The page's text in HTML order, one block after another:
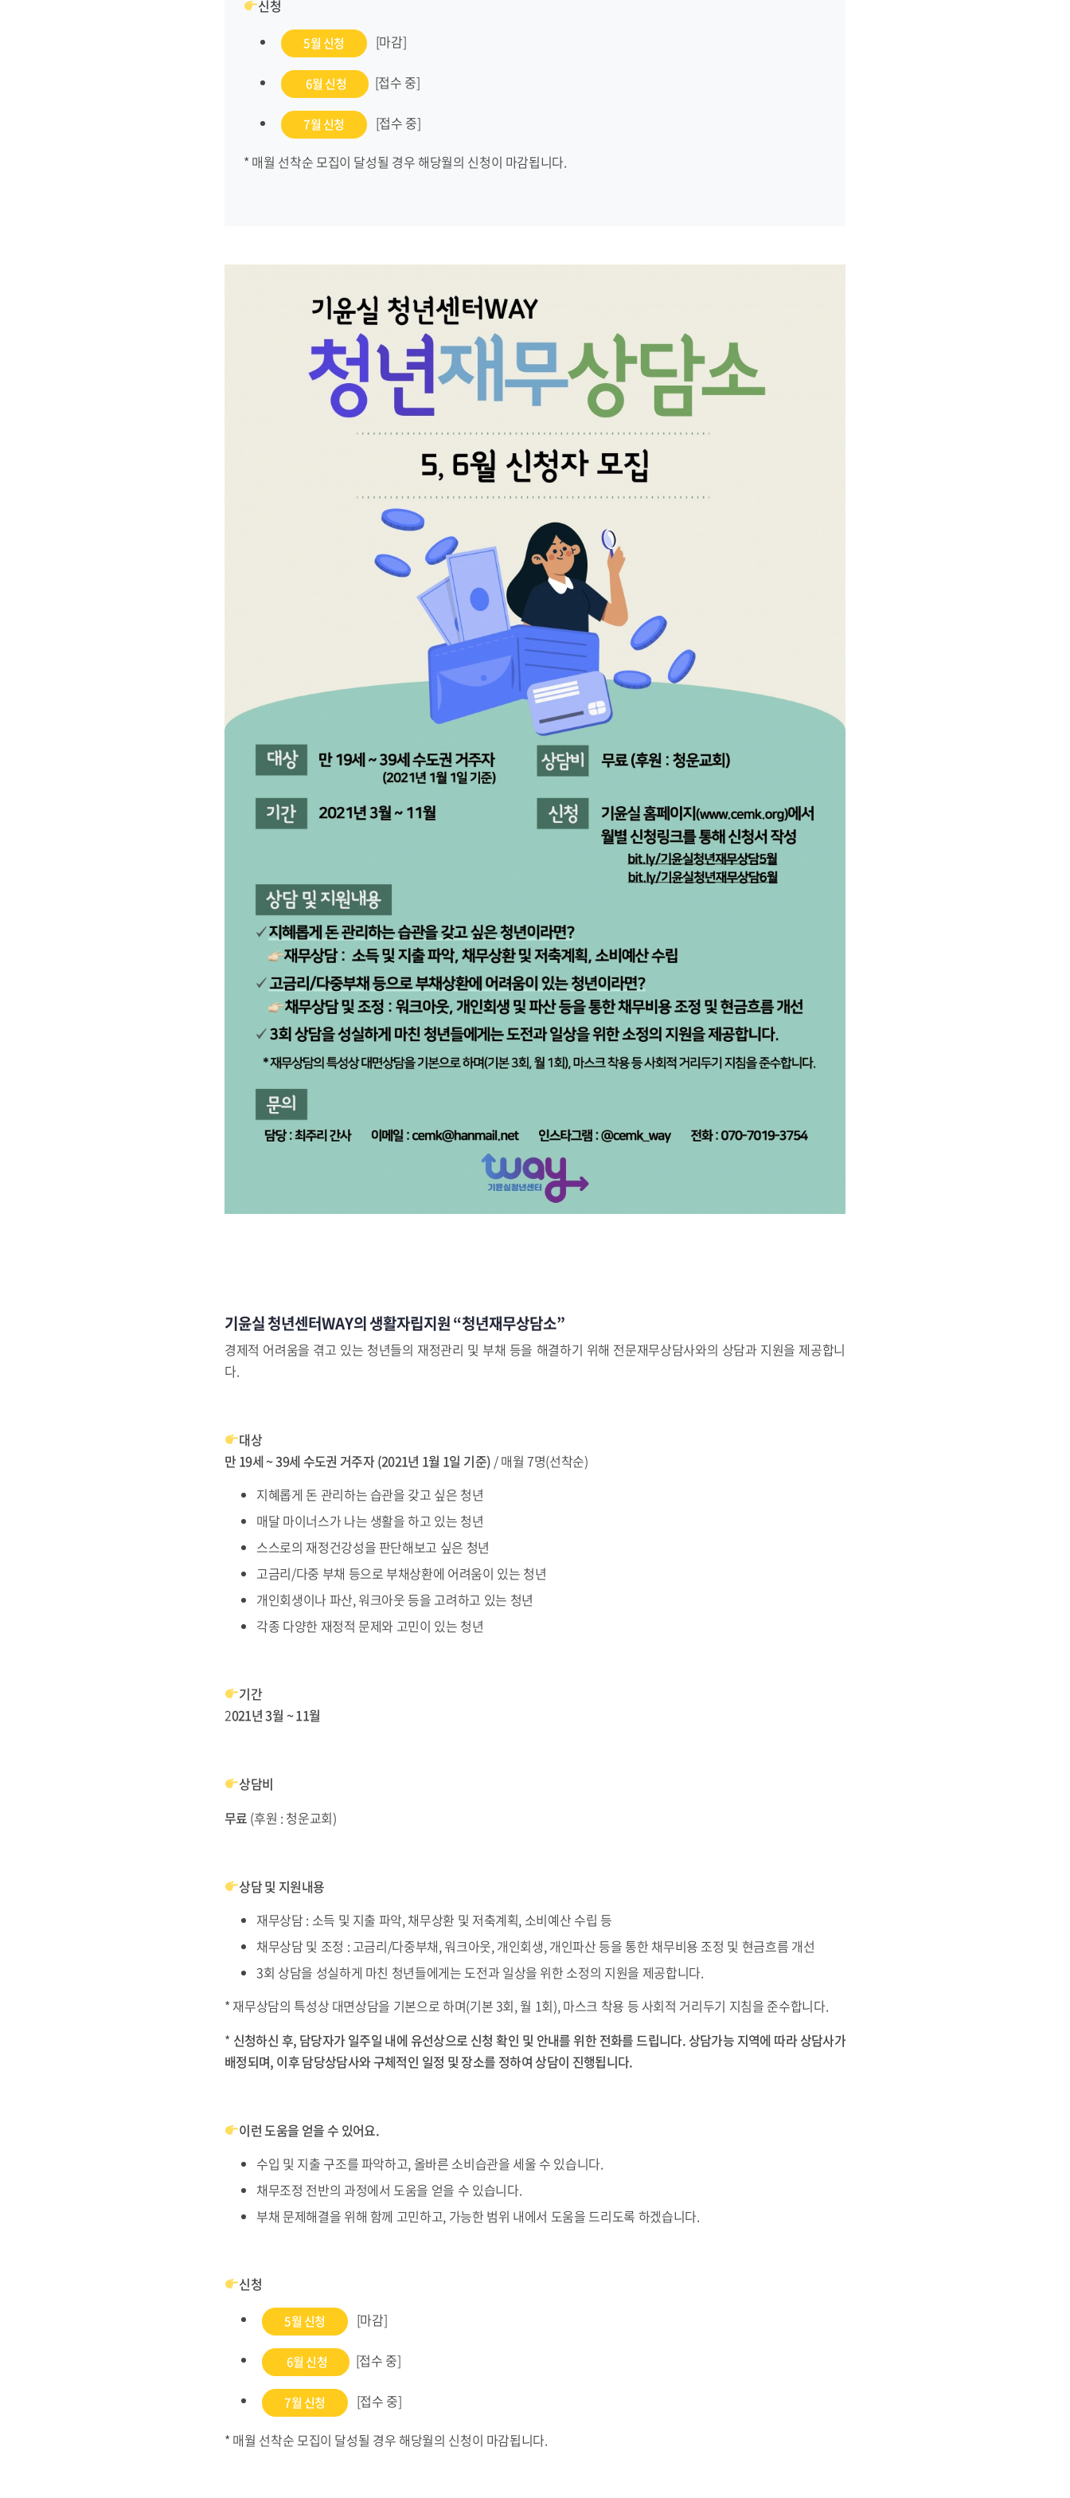
신청
5월 신청 [마감]
6월 신청 [접수 중]
7월 신청 [접수 중]
* 매월 선착순 모집이 달성될 경우 해당월의 신청이 마감됩니다.
기윤실 청년센터WAY의 생활자립지원 “청년재무상담소”
경제적 어려움을 겪고 있는 청년들의 재정관리 및 부채 등을 해결하기 위해 전문재무상담사와의 상담과 지원을 제공합니
다.
대상
만19세 ~ 39세 수도권 거주자 (2021년 1월 1일 기준) / 매월 7명(선착순)
지혜롭게 돈 관리하는 습관을 갖고 싶은 청년
매달 마이너스가 나는 생활을 하고 있는 청년
스스로의 재정건강성을 판단해보고 싶은 청년
고금리/다중 부채 등으로 부채상환에 어려움이 있는 청년
개인회생이나 파산, 워크아웃 등을 고려하고 있는 청년
각종 다양한 재정적 문제와 고민이 있는 청년
기간
2021년 3월 ~ 11월
상담비
무료 (후원 : 청운교회)
상담 및 지원내용
재무상담 : 소득 및 지출 파악, 채무상환 및 저축계획, 소비예산 수립 등
채무상담 및 조정 : 고금리/다중부채, 워크아웃, 개인회생, 개인파산 등을 통한 채무비용 조정 및 현금흐름 개선
3회 상담을 성실하게 마친 청년들에게는 도전과 일상을 위한 소정의 지원을 제공합니다.
* 재무상담의 특성상 대면상담을 기본으로 하며(기본 3회, 월 1회), 마스크 착용 등 사회적 거리두기 지침을 준수합니다.
* 신청하신 후, 담당자가 일주일 내에 유선상으로 신청 확인 및 안내를 위한 전화를 드립니다. 상담가능 지역에 따라 상담사가
배정되며, 이후 담당상담사와 구체적인 일정 및 장소를 정하여 상담이 진행됩니다.
이런 도움을 얻을 수 있어요.
수입 및 지출 구조를 파악하고, 올바른 소비습관을 세울 수 있습니다.
채무조정 전반의 과정에서 도움을 얻을 수 있습니다.
부채 문제해결을 위해 함께 고민하고, 가능한 범위 내에서 도움을 드리도록 하겠습니다.
신청
5월 신청 [마감]
6월 신청 [접수 중]
7월 신청 [접수 중]
* 매월 선착순 모집이 달성될 경우 해당월의 신청이 마감됩니다.